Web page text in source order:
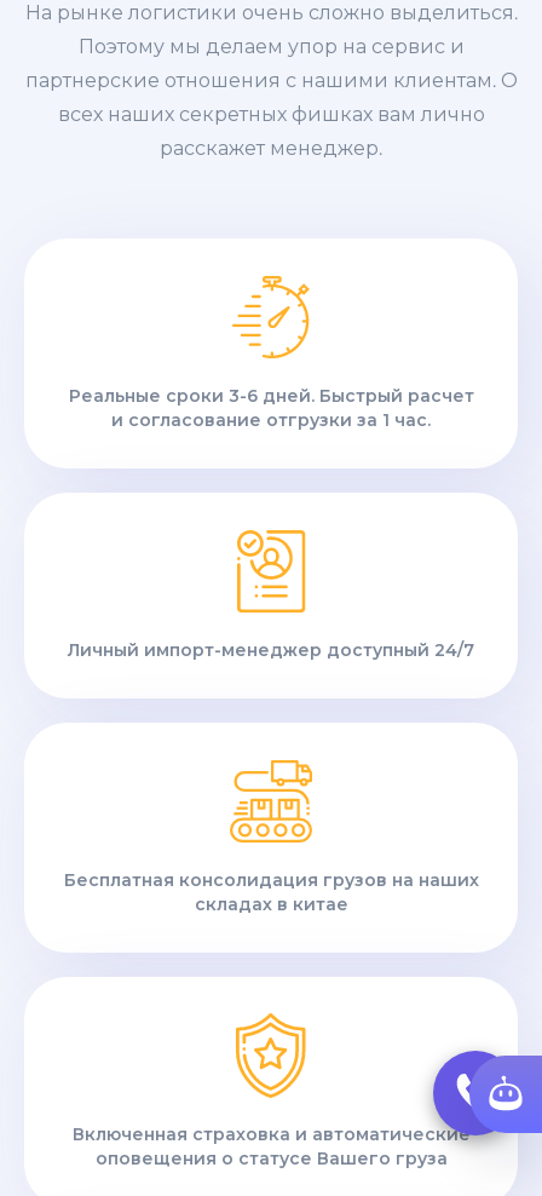
На рынке логистики очень сложно выделиться.
Поэтому мы делаем упор на сервис и
партнерские отношения с нашими клиентам. О
всех наших секретных фишках вам лично
расскажет менеджер.
Реальные сроки 3-6 дней. Быстрый расчет
и согласование отгрузки за 1 час.
Личный импорт-менеджер доступный 24/7
Бесплатная консолидация грузов на наших
складах в китае
Включенная страховка и автоматические
оповещения о статусе Вашего груза